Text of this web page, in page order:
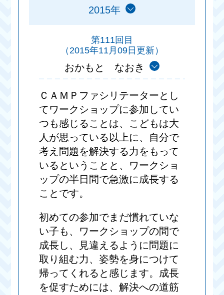
2015年
第111回目
（2015年11月09日更新）
おかもと なおき
ＣＡＭＰファシリテーターとし
てワークショップに参加してい
つも感じることは、こどもは大
人が思っている以上に、自分で
考え問題を解決する力をもって
いるということと、ワークショ
ップの半日間で急激に成長する
ことです。
初めての参加でまだ慣れていな
い子も、ワークショップの間で
成長し、見違えるように問題に
取り組む力、姿勢を身につけて
帰ってくれると感じます。成長
を促すためには、解決への道筋